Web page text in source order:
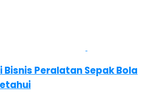
Bisnis Peralatan Sepak Bola